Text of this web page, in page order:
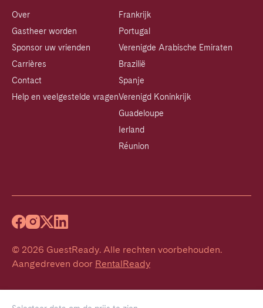
Over
Gastheer worden
Sponsor uw vrienden
Carrières
Contact
Help en veelgestelde vragen
Frankrijk
Portugal
Verenigde Arabische Emiraten
Brazilië
Spanje
Verenigd Koninkrijk
Guadeloupe
Ierland
Réunion
© 2026 GuestReady. Alle rechten voorbehouden.
Aangedreven door RentalReady